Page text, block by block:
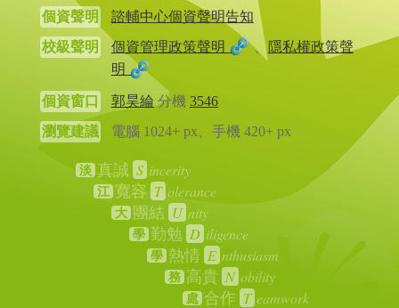
個資聲明
諮輔中心個資聲明告知
校級聲明
個資管理政策聲明 、 隱私權政策聲
明
個資窗口 郭昊綸 分機 3546
瀏覽建議
電腦 1024+ px、手機 420+ px
淡 真誠 S incerity
江 寬容 T olerance
大 團結 U nity
學 勤勉 D iligence
學 熱情 E nthusiasm
務 高貴 N obility
處 合作 T eamwork